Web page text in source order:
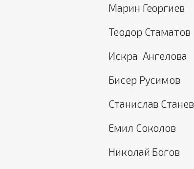
Марин Георгиев
Теодор Стаматов
Искра Ангелова
Бисер Русимов
Станислав Станев
Емил Соколов
Николай Богов